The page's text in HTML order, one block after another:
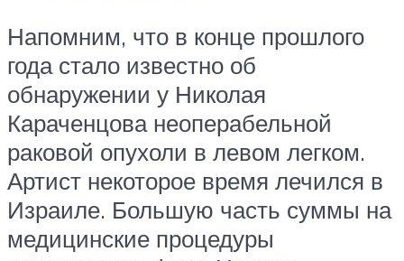
Напомним, что в конце прошлого
года стало известно об
обнаружении у Николая
Караченцова неоперабельной
раковой опухоли в левом легком.
Артист некоторое время лечился в
Израиле. Большую часть суммы на
медицинские процедуры